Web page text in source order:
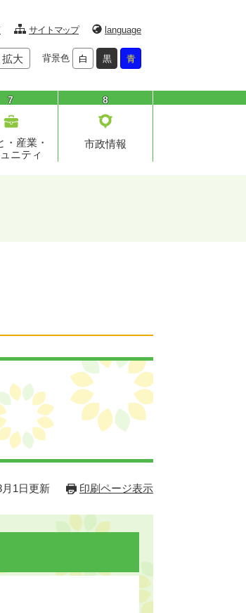
サイトマップ language
拡大 背景色 白 黒 青
7
・産業・
ニティ
8
市政情報
1日更新 印刷ページ表示